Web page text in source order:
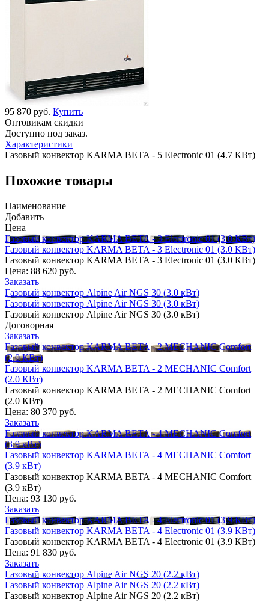
95 870 руб. Купить
Оптовикам скидки
Доступно под заказ.
Характеристики
Газовый конвектор KARMA BETA - 5 Electronic 01 (4.7 КВт)
Похожие товары
Наименование
Добавить
Цена
Газовый конвектор KARMA BETA - 3 Electronic 01 (3.0 КВт)
Газовый конвектор KARMA BETA - 3 Electronic 01 (3.0 КВт)
Газовый конвектор KARMA BETA - 3 Electronic 01 (3.0 КВт)
Цена: 88 620 руб.
Заказать
Газовый конвектор Alpine Air NGS 30 (3.0 кВт)
Газовый конвектор Alpine Air NGS 30 (3.0 кВт)
Газовый конвектор Alpine Air NGS 30 (3.0 кВт)
Договорная
Заказать
Газовый конвектор KARMA BETA - 2 MECHANIC Comfort
(2.0 КВт)
Газовый конвектор KARMA BETA - 2 MECHANIC Comfort
(2.0 КВт)
Газовый конвектор KARMA BETA - 2 MECHANIC Comfort
(2.0 КВт)
Цена: 80 370 руб.
Заказать
Газовый конвектор KARMA BETA - 4 MECHANIC Comfort
(3.9 кВт)
Газовый конвектор KARMA BETA - 4 MECHANIC Comfort
(3.9 кВт)
Газовый конвектор KARMA BETA - 4 MECHANIC Comfort
(3.9 кВт)
Цена: 93 130 руб.
Заказать
Газовый конвектор KARMA BETA - 4 Electronic 01 (3.9 КВт)
Газовый конвектор KARMA BETA - 4 Electronic 01 (3.9 КВт)
Газовый конвектор KARMA BETA - 4 Electronic 01 (3.9 КВт)
Цена: 91 830 руб.
Заказать
Газовый конвектор Alpine Air NGS 20 (2.2 кВт)
Газовый конвектор Alpine Air NGS 20 (2.2 кВт)
Газовый конвектор Alpine Air NGS 20 (2.2 кВт)